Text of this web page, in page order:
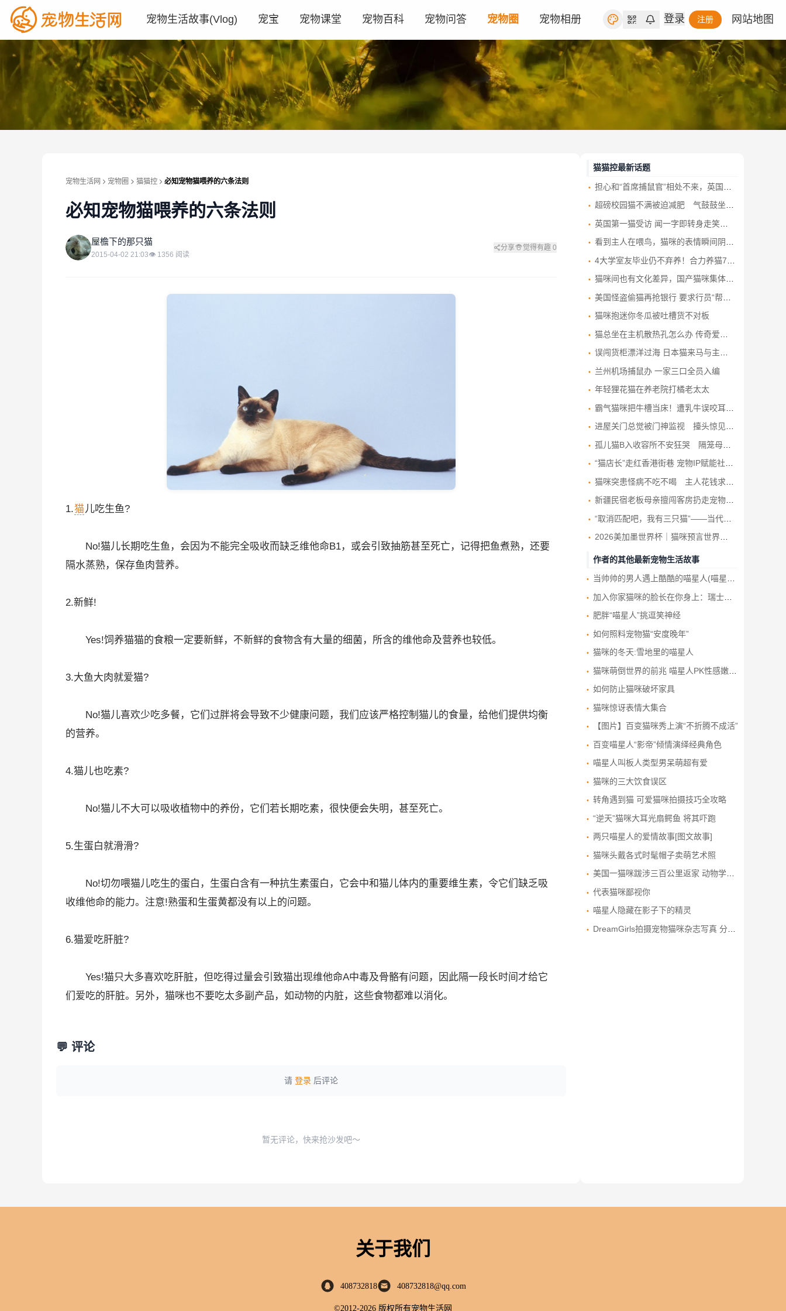
宠物生活故事(Vlog) 宠宝 宠物课堂 宠物百科 宠物问答 宠物圈 宠物相册 登录 注册 网站地图
宠物生活网 宠物圈 猫猫控 必知宠物猫喂养的六条法则
必知宠物猫喂养的六条法则
屋 屋檐下的那只猫
2015-04-02 21:03👁 1356 阅读
分享 觉得有趣 0
1.猫儿吃生鱼?
No!猫儿长期吃生鱼，会因为不能完全吸收而缺乏维他命B1，或会引致抽筋甚至死亡，记得把鱼煮熟，还要
隔水蒸熟，保存鱼肉营养。
2.新鲜!
Yes!饲养猫猫的食粮一定要新鲜，不新鲜的食物含有大量的细菌，所含的维他命及营养也较低。
3.大鱼大肉就爱猫?
No!猫儿喜欢少吃多餐，它们过胖将会导致不少健康问题，我们应该严格控制猫儿的食量，给他们提供均衡
的营养。
4.猫儿也吃素?
No!猫儿不大可以吸收植物中的养份，它们若长期吃素，很快便会失明，甚至死亡。
5.生蛋白就滑滑?
No!切勿喂猫儿吃生的蛋白，生蛋白含有一种抗生素蛋白，它会中和猫儿体内的重要维生素，令它们缺乏吸
收维他命的能力。注意!熟蛋和生蛋黄都没有以上的问题。
6.猫爱吃肝脏?
Yes!猫只大多喜欢吃肝脏，但吃得过量会引致猫出现维他命A中毒及骨骼有问题，因此隔一段长时间才给它
们爱吃的肝脏。另外，猫咪也不要吃太多副产品，如动物的内脏，这些食物都难以消化。
💬 评论
请 登录 后评论
暂无评论，快来抢沙发吧～
猫猫控最新话题
担心和“首席捕鼠官”相处不来，英国新首相：不会带自己的宠物狗到唐宁街10号
超磅校园猫不满被迫减肥 气鼓鼓坐禁喂牌旁 网笑：唔识字真惨
英国第一猫受访 闻一字即转身走笑翻网民
看到主人在喂鸟，猫咪的表情瞬间阴沉：黄口小儿必除之
4大学室友毕业仍不弃养！合力养猫7年跨省接力 牠从此有4个家
猫咪间也有文化差异，国产猫咪集体洗脸，而外国猫咪一脸懵圈状
美国怪盗偷猫再抢银行 要求行员“帮忙顾一下”
猫咪抱迷你冬瓜被吐槽货不对板
猫总坐在主机散热孔怎么办 传奇爱猫人加装尖刺！
误闯货柜漂洋过海 日本猫来马与主人重逢
兰州机场捕鼠办 一家三口全员入编
年轻狸花猫在养老院打橘老太太
霸气猫咪把牛槽当床！遭乳牛误咬耳仔竟若无其事 画面引全网爆笑
进屋关门总觉被门神监视 擡头惊见两只猫咪 门顶叠罗汉齐齐偷窥
孤儿猫B入收容所不安狂哭 隔笼母猫隔空安抚 超暖结局各有去向
“猫店长”走红香港街巷 宠物IP赋能社区经济
猫咪突患怪病不吃不喝 主人花钱求医无果 换回旧水杯却奇迹痊愈
新疆民宿老板母亲擅闯客房扔走宠物猫 饲主痛哭悬赏寻猫
“取消匹配吧，我有三只猫”——当代女性的约会死穴
2026美加墨世界杯｜猫咪预言世界杯胜负 迄今19场 全命中
作者的其他最新宠物生活故事
当帅帅的男人遇上酷酷的喵星人(喵星人如何拍出男人味)
加入你家猫咪的脸长在你身上：瑞士摄影师用宠物猫与主人照片合成奇趣“猫脸人”
肥胖“喵星人”挑逗笑神经
如何照料宠物猫“安度晚年”
猫咪的冬天:雪地里的喵星人
猫咪萌倒世界的前兆 喵星人PK性感嫩模写真赏
如何防止猫咪破坏家具
猫咪惊讶表情大集合
【图片】百变猫咪秀上演“不折腾不成活”
百变喵星人“影帝”倾情演绎经典角色
喵星人叫板人类型男呆萌超有爱
猫咪的三大饮食误区
转角遇到猫 可爱猫咪拍摄技巧全攻略
“逆天”猫咪大耳光扇鳄鱼 将其吓跑
两只喵星人的爱情故事[图文故事]
猫咪头戴各式时髦帽子卖萌艺术照
美国一猫咪跋涉三百公里返家 动物学家困惑
代表猫咪鄙视你
喵星人隐藏在影子下的精灵
DreamGirls拍摄宠物猫咪杂志写真 分享爱宠故事
关于我们
408732818 408732818@qq.com
©2012-2026 版权所有宠物生活网